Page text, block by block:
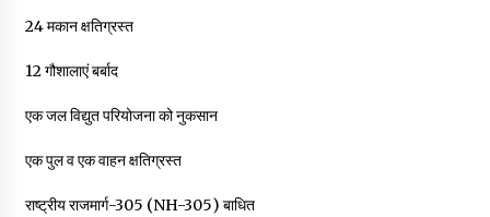
24 मकान क्षतिग्रस्त
12 गौशालाएं बर्बाद
एक जल विद्युत परियोजना को नुकसान
एक पुल व एक वाहन क्षतिग्रस्त
राष्ट्रीय राजमार्ग-305 (NH-305) बाधित